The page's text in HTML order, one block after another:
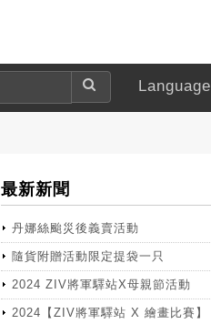
Language
最新新聞
丹娜絲颱災後義賣活動
隨貨附贈活動限定提袋一只
2024 ZIV將軍驛站X母親節活動
2024【ZIV將軍驛站 X 繪畫比賽】